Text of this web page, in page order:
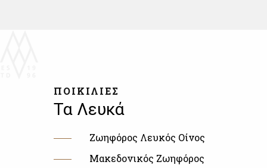
ΠΟΙΚΙΛΙΕΣ
Τα Λευκά
Ζωηφόρος Λευκός Οίνος
Μακεδονικός Ζωηφόρος